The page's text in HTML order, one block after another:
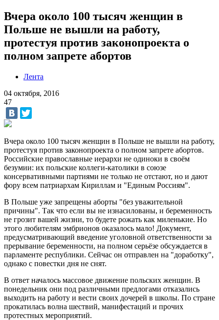
Вчера около 100 тысяч женщин в
Польше не вышли на работу,
протестуя против законопроекта о
полном запрете абортов
Лента
04 октября, 2016
47
Вчера около 100 тысяч женщин в Польше не вышли на работу,
протестуя против законопроекта о полном запрете абортов.
Российские православные иерархи не одиноки в своём
безумии: их польские коллеги-католики в союзе
консервативными партиями не только не отстают, но и дают
фору всем патриархам Кириллам и "Единым Россиям".
В Польше уже запрещены аборты "без уважительной
причины". Так что если вы не изнасилованы, и беременность
не грозит вашей жизни, то будете рожать как миленькие. Но
этого любителям эмбрионов оказалось мало! Документ,
предусматривающий введение уголовной ответственности за
прерывание беременности, на полном серьёзе обсуждается в
парламенте республики. Сейчас он отправлен на "доработку",
однако с повестки дня не снят.
В ответ началось массовое движение польских женщин. В
понедельник они под различными предлогами отказались
выходить на работу и вести своих дочерей в школы. По стране
прокатилась волна шествий, манифестаций и прочих
протестных мероприятий.